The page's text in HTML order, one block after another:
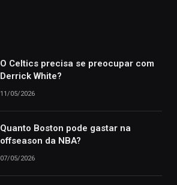
O Celtics precisa se preocupar com
Derrick White?
11/05/2026
Quanto Boston pode gastar na
offseason da NBA?
07/05/2026